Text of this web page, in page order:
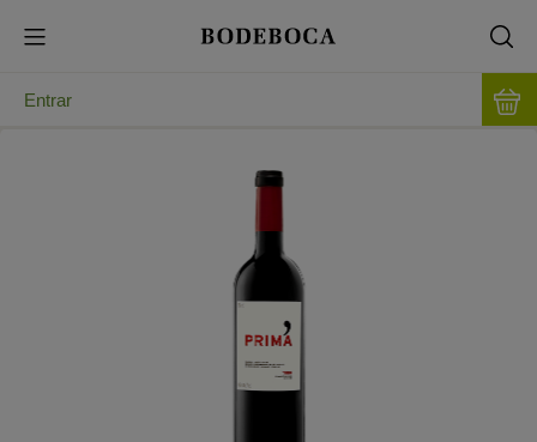
Entrar